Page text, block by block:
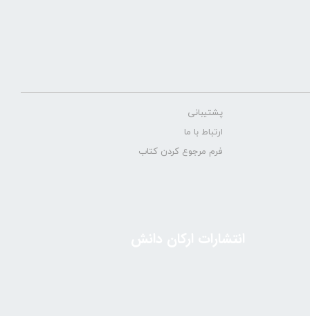
پشتیبانی
ارتباط با ما
فرم مرجوع کردن کتاب